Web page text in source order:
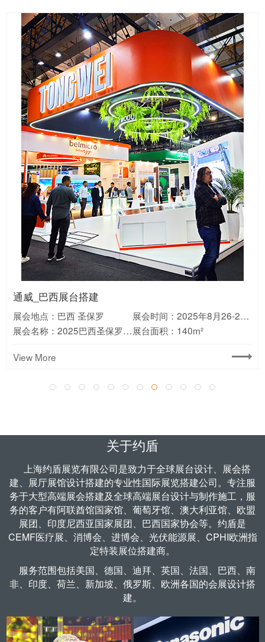
宁德时代_澳大利亚展台搭建
展会地点：澳大利亚 墨尔本
展会时间：2024年10月23-24日
展会名称：2024澳大利亚国际能源展览会展台面积：180m²
View More
Valerion_美国CES展会搭建
展会地点：美国 拉斯维加斯
展会时间：2026年1月6-9日
展会名称：美国CES消费电子展 展台面积：325m²
View More
库犸动力_德国IFA展会搭建
展会地点：德国 柏林
展会时间：2025年9月5-9日
展会名称：2025德国消费电子展IFA展台面积：165m²
View More
Aiper_德国IFA展台搭建
展会地点：德国 慕尼黑
展会时间：2024年9月6-10日
展会名称：2024德国慕尼黑消费电子展IFA展台面积：180m²
View More
科沃斯_美国CES展台搭建
展会地点：美国 拉斯维加斯
展会时间：2025年1月7-10日
展会名称：2025美国CES消费电子展展台面积：消费电子展
View More
万华_展会设计搭建
展会地点：广东 广州
展会时间：2025年9月3-5日
展会名称：2025中国国际聚氨酯展览会(PU China)展台面积：210m²
View More
中国烟草_德国展会搭建
展会地点：德国 多特蒙德
展会时间：2024年09月19-21日
展会名称：2024德国多特蒙德烟草展展台面积：108m²
View More
通威_巴西展台搭建
展会地点：巴西 圣保罗
展会时间：2025年8月26-28日
展会名称：2025巴西圣保罗太阳能光伏展展台面积：140m²
View More
HKC_巴西展会搭建
展会地点：巴西 圣保罗
展会时间：2025年6月22-26日
展会名称：2025巴西消费电子展ES展台面积：135㎡
View More
绿联_德国IFA展会搭建
展会地点：德国 柏林
展会时间：2025年09月6-10日
展会名称：2024德国消费电子展IFA展台面积：120m²
View More
美的_美国展会搭建
展会地点：美国 拉斯维加斯
展会时间：2025年9月9-11日
展会名称：2025美国光伏储能展览会RE+展台面积：135m²
View More
新日_欧洲展会搭建
展会地点：意大利 米兰
展会时间：2023年11月7-12日
展会名称：2023意大利两轮电动车展EICMA展台面积：210m²
View More
关于约盾
上海约盾展览有限公司是致力于全球展台设计
展会搭
建
展厅展馆设计搭建的专业性国际展览搭建公司。专注服
务于大型高端展会搭建及全球高端展台设计与制作施工，服
务的客户有阿联酋馆国家馆、葡萄牙馆、澳大利亚馆、欧盟
展团、印度尼西亚国家展团、巴西国家协会等。约盾是
CEMF医疗展、 消博会 进博会 光伏能源展 、CPHI欧洲指
定特装展位搭建商。
服务范围包括美国、 德国、迪拜、英国、法国、巴西、南
非、印度、荷兰、新加坡、俄罗斯、欧洲各国的会展设计搭
建。